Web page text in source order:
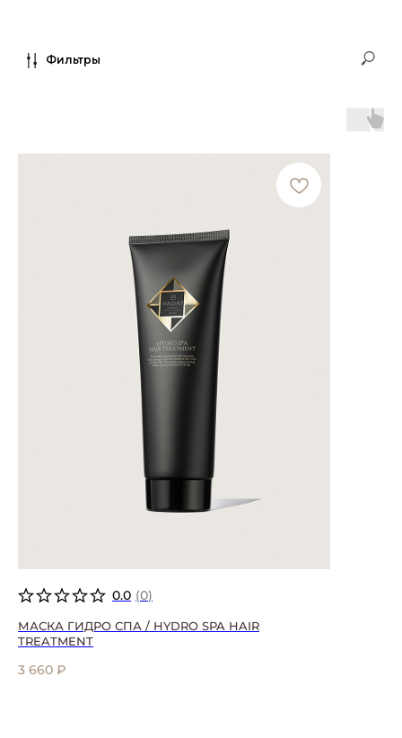
Фильтры
0.0 (0)
МАСКА ГИДРО СПА / HYDRO SPA HAIR
TREATMENT
3 660 ₽